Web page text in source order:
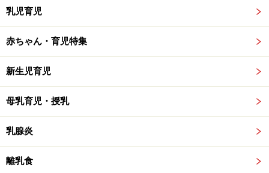
乳児育児
赤ちゃん・育児特集
新生児育児
母乳育児・授乳
乳腺炎
離乳食